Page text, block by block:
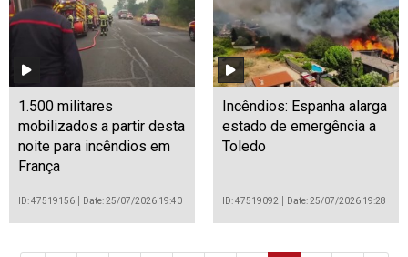
1.500 militares
mobilizados a partir desta
noite para incêndios em
França
ID: 47519156 Date: 25/07/2026 19:40
Incêndios: Espanha alarga
estado de emergência a
Toledo
ID: 47519092 Date: 25/07/2026 19:28